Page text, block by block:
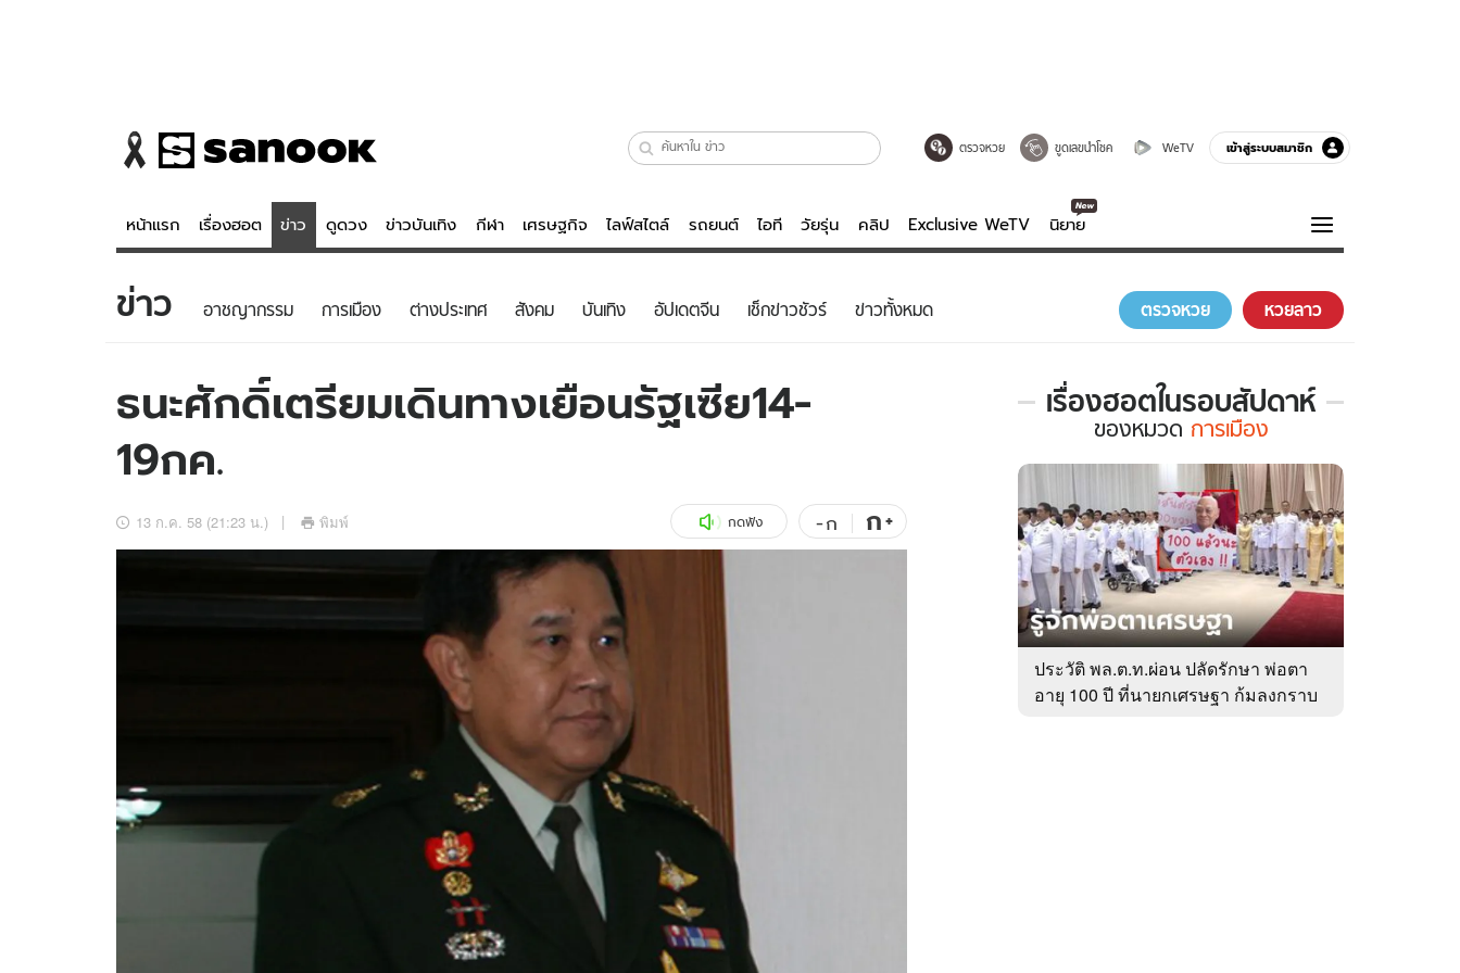
ตรวจหวย ขูดเลขนำโชค WeTV เข้าสู่ระบบสมาชิก
หน้าแรก เรื่องฮอต ข่าว ดูดวง ข่าวบันเทิง กีฬา เศรษฐกิจ ไลฟ์สไตล์ รถยนต์ ไอที วัยรุ่น คลิป Exclusive WeTV นิยาย
ข่าว
ข่าวบันเทิง
ข่าวกีฬา
อัปเดตจีน
เช็กข่าวชัวร์
ดูดวง - ตรวจหวย
สถิติหวยไทย
ไลฟ์สไตล์
วัยรุ่น
สุขภาพ
เที่ยว-กิน
Tasteful Thailand
Sanook Choice
บันเทิงครบรส
ดูทีวี
WeTV
ความรู้รอบตัว
ฮาวทู
ติดตามสนุกโซเชียลได้ที่
สงวนลิขสิทธิ์ © บริษัท อิมเมจ ฟิวเจอร์ (ประเทศไทย) จำกัด
ข่าว อาชญากรรม การเมือง ต่างประเทศ สังคม บันเทิง อัปเดตจีน เช็กข่าวชัวร์ ข่าวทั้งหมด ตรวจหวย หวยลาว
ธนะศักดิ์เตรียมเดินทางเยือนรัฐเซีย14-
19กค.
13 ก.ค. 58 (21:23 น.) พิมพ์ กดฟัง -ก ก+
เรื่องฮอตในรอบสัปดาห์
เรื่อง
ใน
สัปดาห์
ของ
หมวด
การเมือง
ของหมวด การเมือง
ประวัติ พล.ต.ท.ผ่อน ปลัดรักษา พ่อตา
อายุ 100 ปี ที่นายกเศรษฐา ก้มลงกราบ